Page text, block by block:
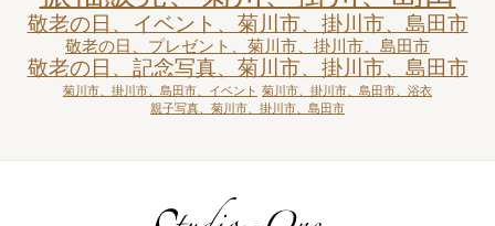
敬老の日、イベント、菊川市、掛川市、島田市
敬老の日、プレゼント、菊川市、掛川市、島田市
敬老の日、記念写真、菊川市、掛川市、島田市
菊川市、掛川市、島田市、イベント 菊川市、掛川市、島田市、浴衣
親子写真、菊川市、掛川市、島田市